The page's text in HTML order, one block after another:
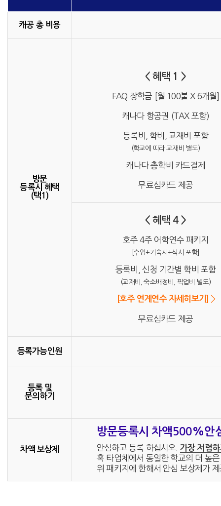
캐공 총 비용
방문
등록시 혜택
(택1)
< 혜택 1 >
FAQ 장학금 [월 100불 X 6개월]
캐나다 항공권 (TAX 포함)
등록비, 학비, 교재비 포함
(학교에 따라 교재비 별도)
캐나다 총학비 카드결제
무료심카드 제공
< 혜택 4 >
호주 4주 어학연수 패키지
[수업+기숙사+식사 포함]
등록비, 신청 기간별 학비 포함
(교재비, 숙소배정비, 픽업비 별도)
[호주 연계연수 자세히보기]
무료심카드 제공
등록가능인원
등록 및
문의하기
차액 보상제
방문등록시 차액500%안
안심하고 등록 하십시오. 가장 저렴
혹 타업체에서 동일한 학교의 더 높
위 패키지에 한해서 안심 보상제가